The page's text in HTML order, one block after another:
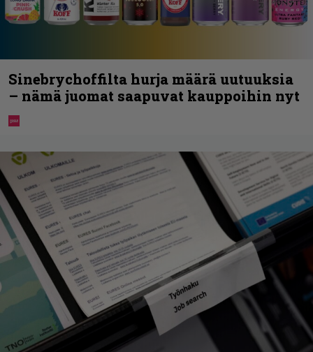
Sinebrychoffilta hurja määrä uutuuksia
– nämä juomat saapuvat kauppoihin nyt